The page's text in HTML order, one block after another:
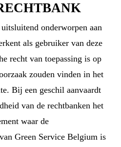
onderworpen aan
als gebruiker van deze
recht van toepassing is op
zouden vinden in het
Bij een geschil aanvaardt
van de rechtbanken het
waar de
Green Service Belgium is